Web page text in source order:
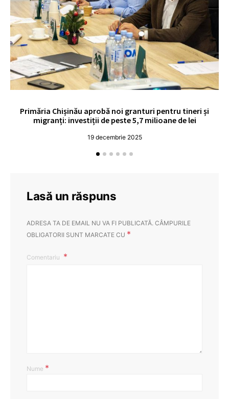
Primăria Chișinău aprobă noi granturi pentru tineri și
migranți: investiții de peste 5,7 milioane de lei
19 decembrie 2025
Lasă un răspuns
ADRESA TA DE EMAIL NU VA FI PUBLICATĂ. CÂMPURILE
OBLIGATORII SUNT MARCATE CU *
Comentariu
Nume *